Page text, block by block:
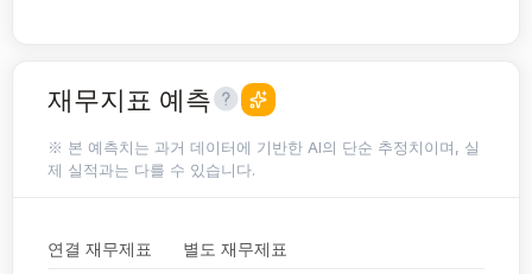
재무지표 예측
※ 본 예측치는 과거 데이터에 기반한 AI의 단순 추정치이며, 실
제 실적과는 다를 수 있습니다.
연결 재무제표 별도 재무제표